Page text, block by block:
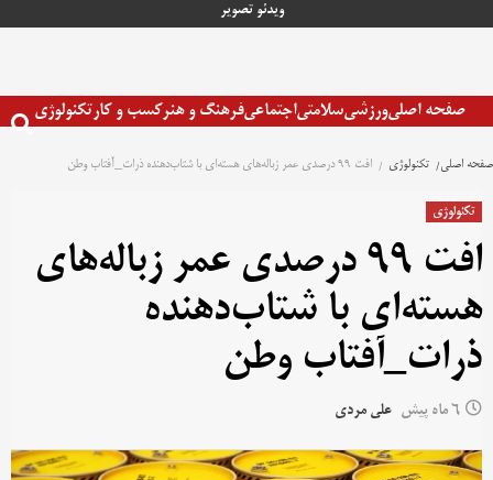
ویدئو تصویر
صفحه اصلیورزشیسلامتیاجتماعیفرهنگ و هنرکسب و کارتکنولوژی
صفحه اصلی تکنولوژی افت ۹۹ درصدی عمر زباله‌های هسته‌ای با شتاب‌دهنده ذرات_آفتاب وطن
تکنولوژی
افت ۹۹ درصدی عمر زباله‌های
هسته‌ای با شتاب‌دهنده
ذرات_آفتاب وطن
6 ماه پیش علی مردی